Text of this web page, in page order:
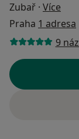
Zubař · Více
Praha 1 adresa
9